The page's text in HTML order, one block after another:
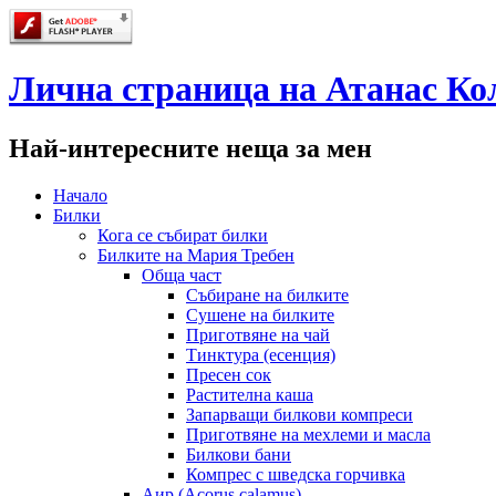
Лична страница на Атанас
Най-интересните неща за мен
Начало
Билки
Кога се събират билки
Билките на Мария Требен
Обща част
Събиране на билките
Сушене на билките
Приготвяне на чай
Тинктура (есенция)
Пресен сок
Растителна каша
Запарващи билкови компреси
Приготвяне на мехлеми и масла
Билкови бани
Компрес с шведска горчивка